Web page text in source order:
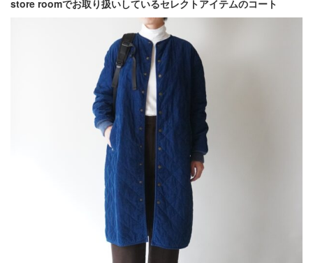
store roomでお取り扱いしているセレクトアイテムのコート